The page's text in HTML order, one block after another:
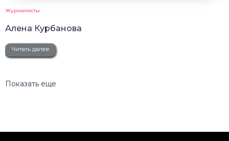
Журналисты
Алена Курбанова
Читать далее
Показать еще